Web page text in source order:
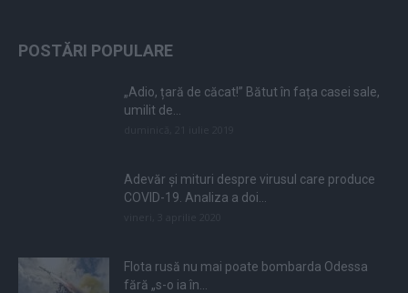
POSTĂRI POPULARE
„Adio, țară de căcat!” Bătut în fața casei sale,
umilit de...
Adevăr și mituri despre virusul care produce
COVID-19. Analiza a doi...
Flota rusă nu mai poate bombarda Odessa
fără „s-o ia în...